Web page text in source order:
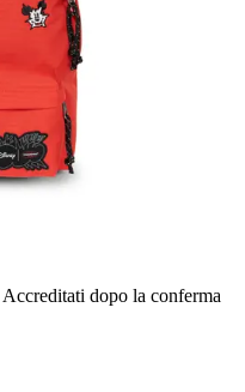
Accreditati dopo la conferma